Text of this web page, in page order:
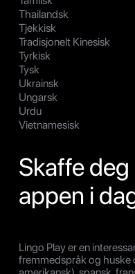
Thailandsk
Tjekkisk
Tradisjonelt Kinesisk
Tyrkisk
Tysk
Ukrainsk
Ungarsk
Urdu
Vietnamesisk
Skaffe
appen i
Lingo Play er en
fremmedspråk og huske